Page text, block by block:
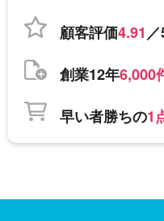
顧客評価4.91
創業12年6,000
早い者勝ちの1